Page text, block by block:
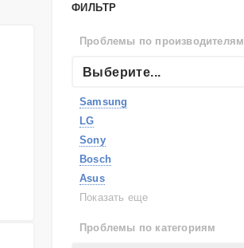
ФИЛЬТР
Проблемы по производителям
Выберите...
Samsung
LG
Sony
Bosch
Asus
Lenovo
Apple
Показать еще
Проблемы по категориям